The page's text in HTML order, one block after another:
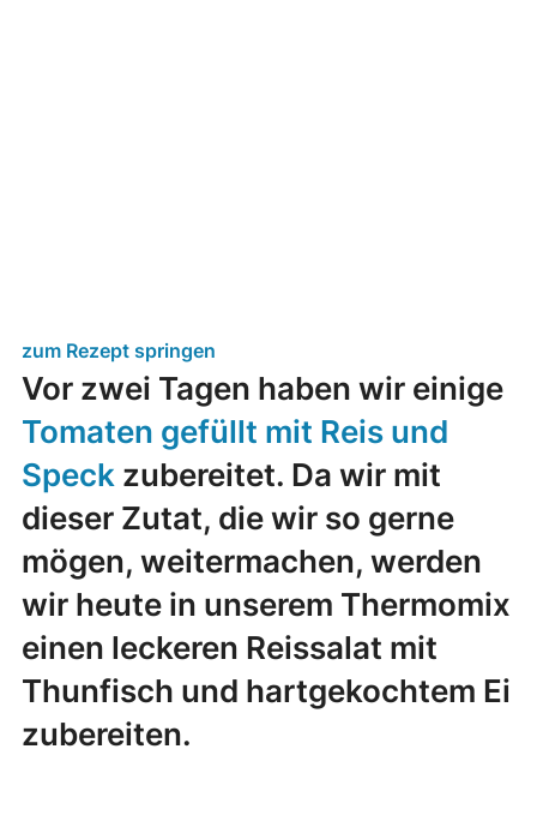
zum Rezept springen
Vor zwei Tagen haben wir einige
Tomaten gefüllt mit Reis und
Speck zubereitet. Da wir mit
dieser Zutat, die wir so gerne
mögen, weitermachen, werden
wir heute in unserem Thermomix
einen leckeren Reissalat mit
Thunfisch und hartgekochtem Ei
zubereiten.